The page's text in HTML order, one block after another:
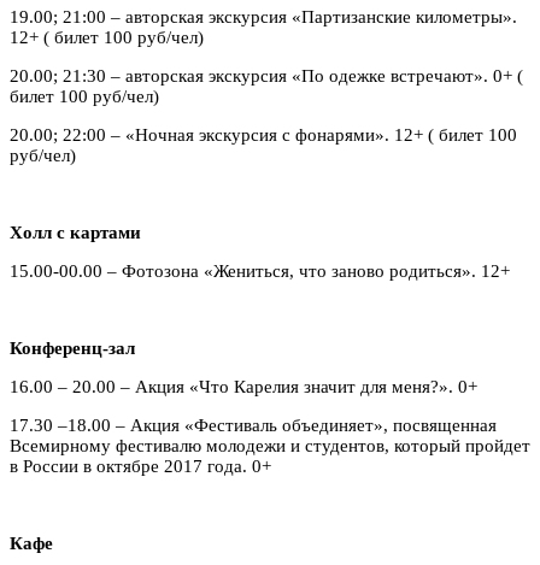
19.00; 21:00 – авторская экскурсия «Партизанские километры».
12+ ( билет 100 руб/чел)
20.00; 21:30 – авторская экскурсия «По одежке встречают». 0+ (
билет 100 руб/чел)
20.00; 22:00 – «Ночная экскурсия с фонарями». 12+ ( билет 100
руб/чел)
Холл с картами
15.00-00.00 – Фотозона «Жениться, что заново родиться». 12+
Конференц-зал
16.00 – 20.00 – Акция «Что Карелия значит для меня?». 0+
17.30 –18.00 – Акция «Фестиваль объединяет», посвященная
Всемирному фестивалю молодежи и студентов, который пройдет
в России в октябре 2017 года. 0+
Кафе